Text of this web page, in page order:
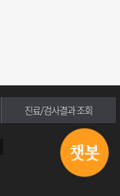
진료/검사결과 조회